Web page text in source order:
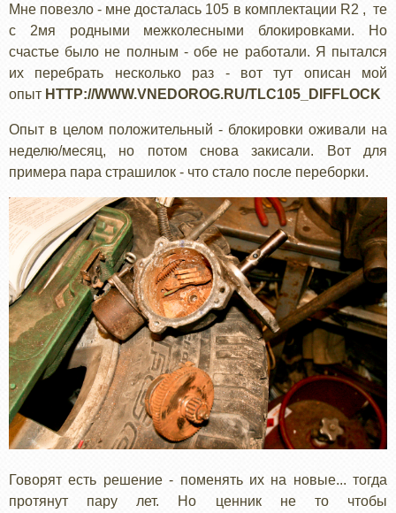
Мне повезло - мне досталась 105 в комплектации R2 , те
с 2мя родными межколесными блокировками. Но
счастье было не полным - обе не работали. Я пытался
их перебрать несколько раз - вот тут описан мой
опыт HTTP://WWW.VNEDOROG.RU/TLC105_DIFFLOCK
Опыт в целом положительный - блокировки оживали на
неделю/месяц, но потом снова закисали. Вот для
примера пара страшилок - что стало после переборки.
Говорят есть решение - поменять их на новые... тогда
протянут пару лет. Но ценник не то чтобы